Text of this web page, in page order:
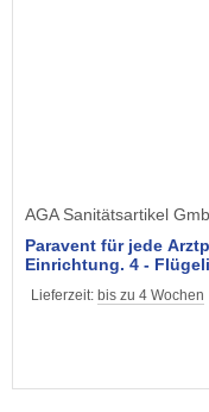
AGA Sanitätsartikel
Paravent für jede
Einrichtung. 4 -
Lieferzeit: bis zu 4 Wochen